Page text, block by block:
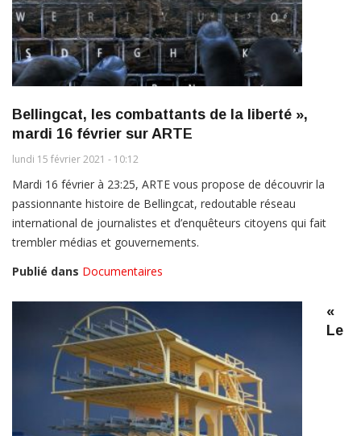
Bellingcat, les combattants de la liberté »,
mardi 16 février sur ARTE
lundi 15 février 2021 - 10:12
Mardi 16 février à 23:25, ARTE vous propose de découvrir la
passionnante histoire de Bellingcat, redoutable réseau
international de journalistes et d’enquêteurs citoyens qui fait
trembler médias et gouvernements.
Publié dans Documentaires
«
Le